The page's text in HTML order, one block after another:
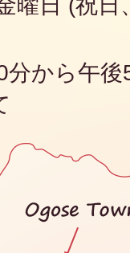
曜日 (祝
分から午